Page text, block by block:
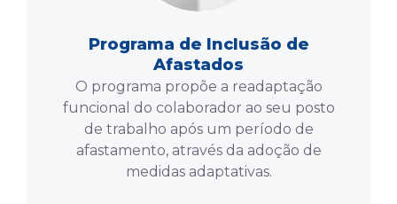
Programa de Inclusão de
Afastados
O programa propõe a readaptação
funcional do colaborador ao seu posto
de trabalho após um período de
afastamento, através da adoção de
medidas adaptativas.